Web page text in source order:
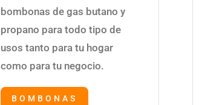
bombonas de gas butano y
propano para todo tipo de
usos tanto para tu hogar
como para tu negocio.
BOMBONAS